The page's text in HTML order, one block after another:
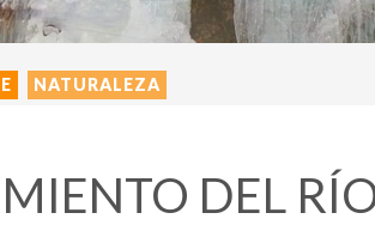
NATURALEZA
DEL